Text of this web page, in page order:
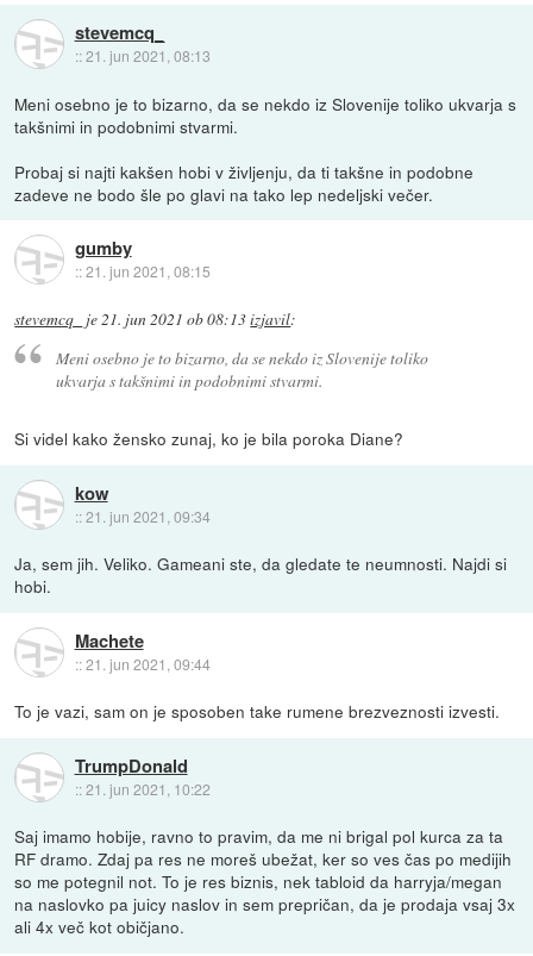
stevemcq_
::21. jun 2021, 08:13
Meni osebno je to bizarno, da se nekdo iz Slovenije toliko ukvarja s
takšnimi in podobnimi stvarmi.
Probaj si najti kakšen hobi v življenju, da ti takšne in podobne
zadeve ne bodo šle po glavi na tako lep nedeljski večer.
gumby
::21. jun 2021, 08:15
stevemcq_ je21. jun 2021 ob 08:13izjavil:
Meni osebno je to bizarno, da se nekdo iz Slovenije toliko
ukvarja s takšnimi in podobnimi stvarmi.
Si videl kako žensko zunaj, ko je bila poroka Diane?
kow
::21. jun 2021, 09:34
Ja, sem jih. Veliko. Gameani ste, da gledate te neumnosti. Najdi si
hobi.
Machete
::21. jun 2021, 09:44
To je vazi, sam on je sposoben take rumene brezveznosti izvesti.
TrumpDonald
::21. jun 2021, 10:22
Saj imamo hobije, ravno to pravim, da me ni brigal pol kurca za ta
RF dramo. Zdaj pa res ne moreš ubežat, ker so ves čas po medijih
so me potegnil not. To je res biznis, nek tabloid da harryja/megan
na naslovko pa juicy naslov in sem prepričan, da je prodaja vsaj 3x
ali 4x več kot običjano.